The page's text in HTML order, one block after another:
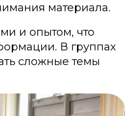
материала.
и опытом, что
В группах
сложные темы